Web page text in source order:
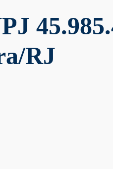
RJ